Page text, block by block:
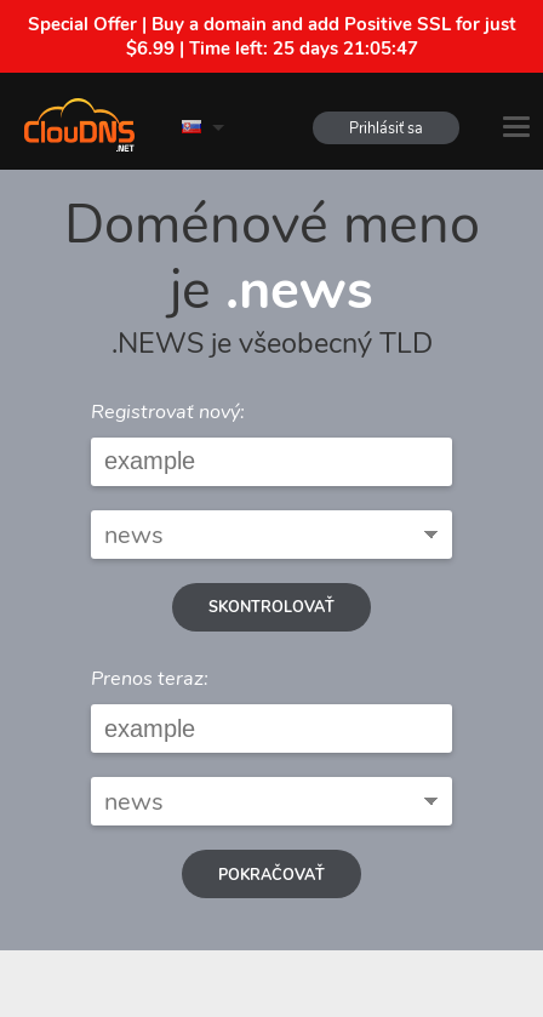
Special Offer | Buy a domain and add Positive SSL for just
$6.99 | Time left: 25 days 21:05:47
Prihlásiť sa
Doménové meno
je .news
.NEWS je všeobecný TLD
Registrovať nový:
SKONTROLOVAŤ
Prenos teraz:
POKRAČOVAŤ